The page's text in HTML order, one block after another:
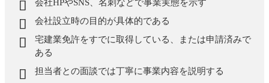
会社HPやSNS、名刺などで事業実態を示す
会社設立時の目的が具体的である
宅建業免許をすでに取得している、または申請済みで
ある
担当者との面談では丁寧に事業内容を説明する